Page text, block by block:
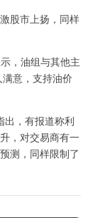
股市上扬，同样
，油组与其他主
意，支持油价
出，有报道称利
，对交易商有一
测，同样限制了